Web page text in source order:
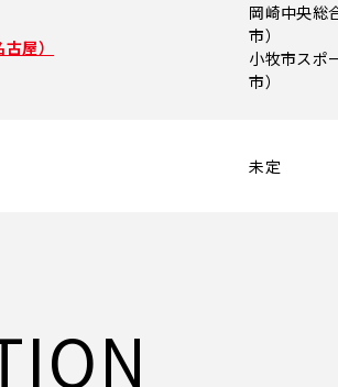
屋）
岡崎中央総
市）
小牧市スポ
市）
未定